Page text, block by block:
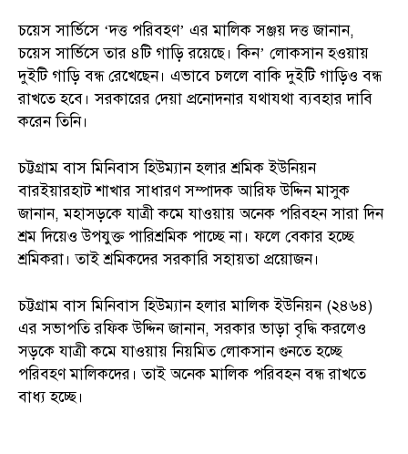
চয়েস সার্ভিসে ‘দত্ত পরিবহণ’ এর মালিক সঞ্জয় দত্ত জানান,
চয়েস সার্ভিসে তার ৪টি গাড়ি রয়েছে। কিন’ লোকসান হওয়ায়
দুইটি গাড়ি বন্ধ রেখেছেন। এভাবে চললে বাকি দুইটি গাড়িও বন্ধ
রাখতে হবে। সরকারের দেয়া প্রনোদনার যথাযথা ব্যবহার দাবি
করেন তিনি।
চট্টগ্রাম বাস মিনিবাস হিউম্যান হলার শ্রমিক ইউনিয়ন
বারইয়ারহাট শাখার সাধারণ সম্পাদক আরিফ উদ্দিন মাসুক
জানান, মহাসড়কে যাত্রী কমে যাওয়ায় অনেক পরিবহন সারা দিন
শ্রম দিয়েও উপযুক্ত পারিশ্রমিক পাচ্ছে না। ফলে বেকার হচ্ছে
শ্রমিকরা। তাই শ্রমিকদের সরকারি সহায়তা প্রয়োজন।
চট্টগ্রাম বাস মিনিবাস হিউম্যান হলার মালিক ইউনিয়ন (২৪৬৪)
এর সভাপতি রফিক উদ্দিন জানান, সরকার ভাড়া বৃদ্ধি করলেও
সড়কে যাত্রী কমে যাওয়ায় নিয়মিত লোকসান গুনতে হচ্ছে
পরিবহণ মালিকদের। তাই অনেক মালিক পরিবহন বন্ধ রাখতে
বাধ্য হচ্ছে।